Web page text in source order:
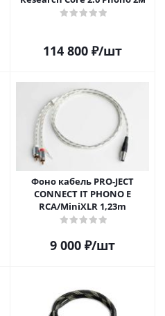
114 800 ₽/шт
Фоно кабель PRO-JECT
CONNECT IT PHONO E
RCA/MiniXLR 1,23m
9 000 ₽/шт